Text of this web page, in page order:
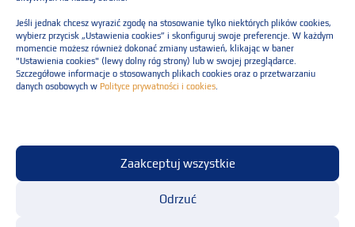
Jeśli jednak chcesz wyrazić zgodę na stosowanie tylko niektórych plików cookies,
wybierz przycisk „Ustawienia cookies” i skonfiguruj swoje preferencje. W każdym
momencie możesz również dokonać zmiany ustawień, klikając w baner
"Ustawienia cookies" (lewy dolny róg strony) lub w swojej przeglądarce.
Szczegółowe informacje o stosowanych plikach cookies oraz o przetwarzaniu
danych osobowych w Polityce prywatności i cookies
Zaakceptuj wszystkie
Odrzuć
Więcej informacji wPolityce prywatności.
Please leave this field empty.
Regulaminu świadczenia usług
© Resilia Sp. z o.o. Wszelkie prawa zastrzeżone